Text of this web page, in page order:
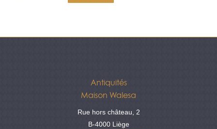
Antiquités
Maison Walesa
Rue hors château, 2
B-4000 Liège